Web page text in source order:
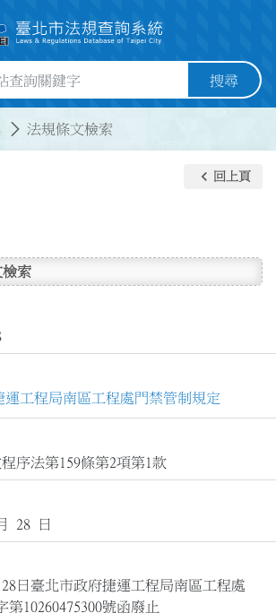
鍵字欄位 搜尋
法規條文檢索
keyboard_arrow_left 回上頁
檢索
運工程局南區工程處門禁管制規定
序法第159條第2項第1款
28 日
日臺北市政府捷運工程局南區工程處
第10260475300號函廢止